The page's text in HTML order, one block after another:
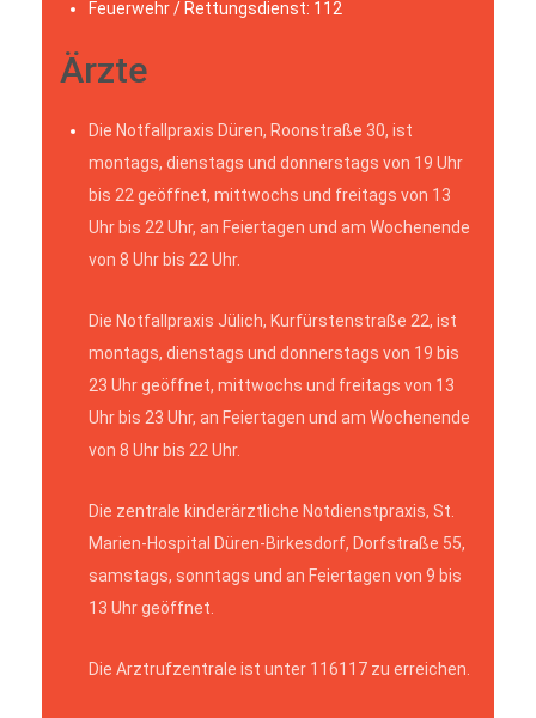
Feuerwehr / Rettungsdienst: 112
Ärzte
Die Notfallpraxis Düren, Roonstraße 30, ist
montags, dienstags und donnerstags von 19 Uhr
bis 22 geöffnet, mittwochs und freitags von 13
Uhr bis 22 Uhr, an Feiertagen und am Wochenende
von 8 Uhr bis 22 Uhr.
Die Notfallpraxis Jülich, Kurfürstenstraße 22, ist
montags, dienstags und donnerstags von 19 bis
23 Uhr geöffnet, mittwochs und freitags von 13
Uhr bis 23 Uhr, an Feiertagen und am Wochenende
von 8 Uhr bis 22 Uhr.
Die zentrale kinderärztliche Notdienstpraxis, St.
Marien-Hospital Düren-Birkesdorf, Dorfstraße 55,
samstags, sonntags und an Feiertagen von 9 bis
13 Uhr geöffnet.
Die Arztrufzentrale ist unter 116117 zu erreichen.